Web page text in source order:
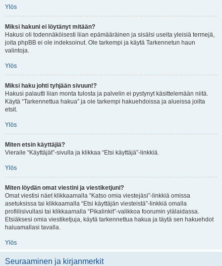
Ylös
Miksi hakuni ei löytänyt mitään?
Hakusi oli todennäköisesti liian epämääräinen ja sisälsi useita yleisiä termejä,
joita phpBB ei ole indeksoinut. Ole tarkempi ja käytä Tarkennetun haun
valintoja.
Ylös
Miksi haku johti tyhjään sivuun!?
Hakusi palautti liian monta tulosta ja palvelin ei pystynyt käsittelemään niitä.
Käytä “Tarkennettua hakua” ja ole tarkempi hakuehdoissa ja alueissa joilta
etsit.
Ylös
Miten etsin käyttäjiä?
Vieraile “Käyttäjät”-sivulla ja klikkaa “Etsi käyttäjä”-linkkiä.
Ylös
Miten löydän omat viestini ja viestiketjuni?
Omat viestisi näet klikkaamalla “Katso omia viestejäsi”-linkkiä omissa
asetuksissa tai klikkaamalla “Etsi käyttäjän viesteistä”-linkkiä omalla
profiilisivullasi tai klikkaamalla “Pikalinkit”-valikkoa foorumin ylälaidassa.
Etsiäksesi omia viestiketjuja, käytä tarkennettua hakua ja täytä sen hakuehdot
haluamallasi tavalla.
Ylös
Seuraaminen ja kirjanmerkit